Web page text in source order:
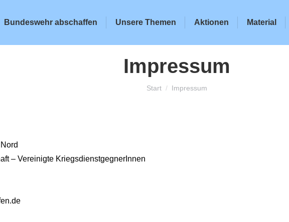
Bundeswehr abschaffen Unsere Themen Aktionen Material
Impressum
Sie befinden sich hier:
Start Impressum
– Vereinigte KriegsdienstgegnerInnen